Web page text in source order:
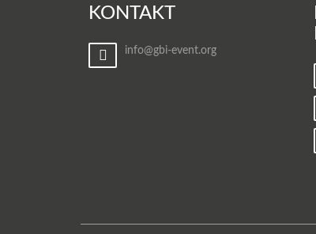
KONTAKT
info@gbi-event.org